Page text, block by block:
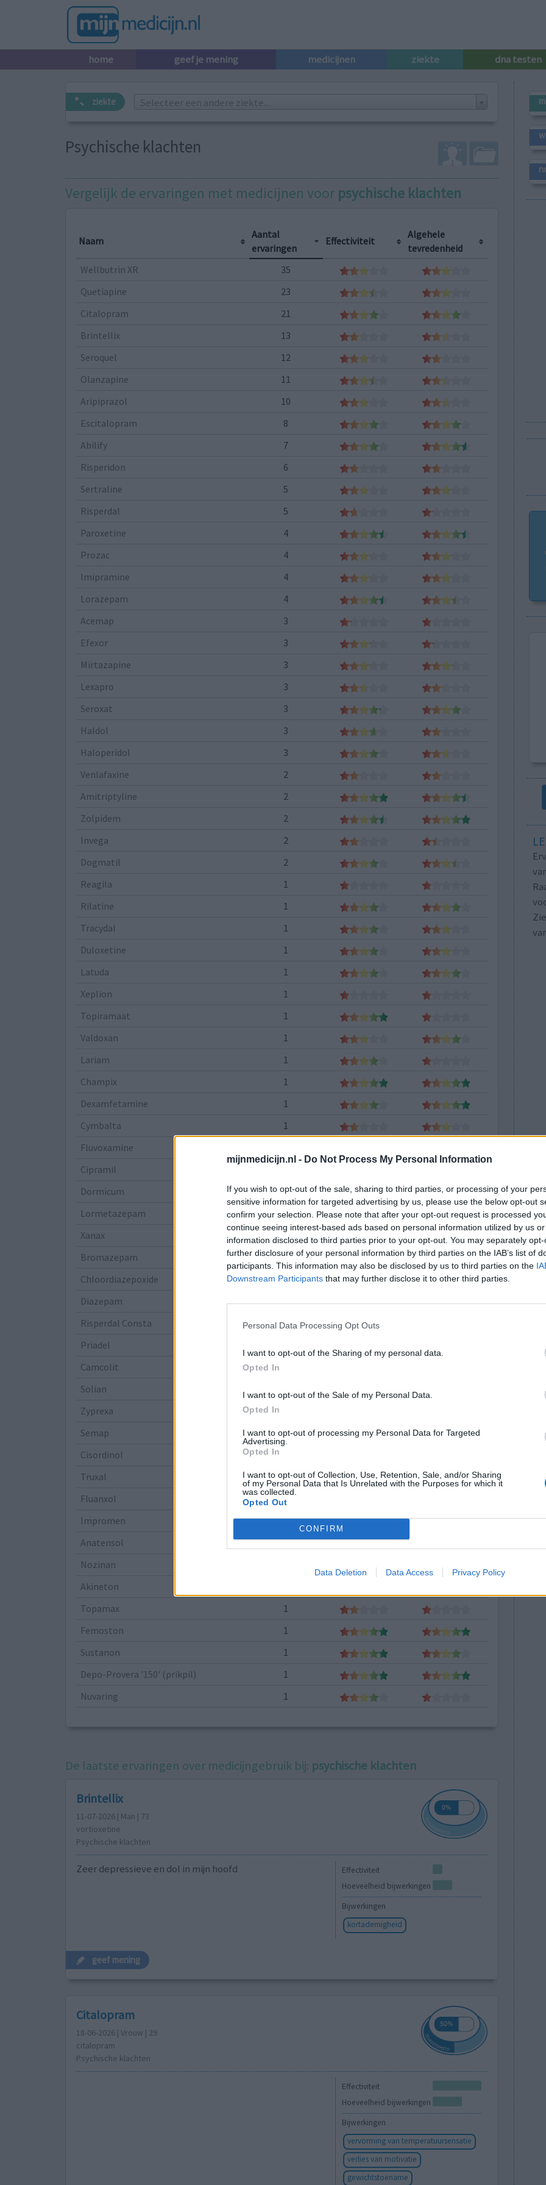
mijnmedicijn.nl - Do Not Process My Personal Information
If you wish to opt-out of the sale, sharing to third parties, or processing of your
sensitive information for targeted advertising by us, please use the below opt-out
confirm your selection. Please note that after your opt-out request is processed
continue seeing interest-based ads based on personal information utilized by us
information disclosed to third parties prior to your opt-out. You may separately
further disclosure of your personal information by third parties on the IAB’s list of
participants. This information may also be disclosed by us to third parties on the
Downstream Participants that may further disclose it to other third parties.
Personal Data Processing Opt Outs
I want to opt-out of the Sharing of my personal data.
Opted In
I want to opt-out of the Sale of my Personal Data.
Opted In
I want to opt-out of processing my Personal Data for Targeted
Advertising.
Opted In
I want to opt-out of Collection, Use, Retention, Sale, and/or Sharing
of my Personal Data that Is Unrelated with the Purposes for which it
was collected.
Opted Out
CONFIRM
Data Deletion Data Access Privacy Policy
home geef je mening medicijnen ziekte dna testen
ziekte Selecteer een andere ziekte...
Psychische klachten
Vergelijk de ervaringen met medicijnen voor psychische klachten
Naam
Aantal
ervaringen
Effectiviteit
Algehele
tevredenheid
Wellbutrin XR
35
Quetiapine
23
Citalopram
21
Brintellix
13
Seroquel
12
Olanzapine
11
Aripiprazol
10
Escitalopram
8
Abilify
7
Risperidon
6
Sertraline
5
Risperdal
5
Paroxetine
4
Prozac
4
Imipramine
4
Lorazepam
4
Acemap
3
Efexor
3
Mirtazapine
3
Lexapro
3
Seroxat
3
Haldol
3
Haloperidol
3
Venlafaxine
2
Amitriptyline
2
Zolpidem
2
Invega
2
Dogmatil
2
Reagila
1
Rilatine
1
Tracydal
1
Duloxetine
1
Latuda
1
Xeplion
1
Topiramaat
1
Valdoxan
1
Lariam
1
Champix
1
Dexamfetamine
1
Cymbalta
1
Fluvoxamine
Cipramil
Dormicum
1
Lormetazepam
1
Xanax
1
Bromazepam
1
Chloordiazepoxide
1
Diazepam
1
Risperdal Consta
1
Priadel
Camcolit
Solian
Zyprexa
Semap
1
Cisordinol
Truxal
1
Fluanxol
1
Impromen
1
Anatensol
1
Nozinan
Akineton
Topamax
1
Femoston
1
Sustanon
1
Depo-Provera '150' (prikpil)
1
Nuvaring
1
De laatste ervaringen over medicijngebruik bij: psychische klachten
Brintellix
11-07-2026 | Man | 73
vortioxetine
Psychische klachten
Effectiviteit
Hoeveelheid bijwerkingen
Bijwerkingen
kortademigheid
Zeer depressieve en dol in mijn hoofd
geef mening
Citalopram
18-06-2026 | Vrouw | 29
citalopram
Psychische klachten
Effectiviteit
Hoeveelheid bijwerkingen
Bijwerkingen
vervorming van temperatuursensatie
verlies van motivatie
gewichtstoename